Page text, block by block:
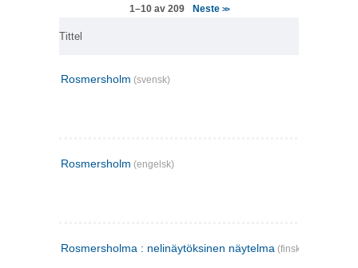
1–10 av 209 Neste >>
Tittel
Rosmersholm (svensk)
Rosmersholm (engelsk)
Rosmersholma : nelinäytöksinen näytelma (finsk)